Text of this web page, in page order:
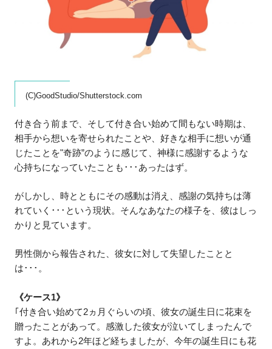
(C)GoodStudio/Shutterstock.com
付き合う前まで、そして付き合い始めて間もない時期は、
相手から想いを寄せられたことや、好きな相手に想いが通
じたことを"奇跡”のように感じて、神様に感謝するような
心持ちになっていたことも･･･あったはず。
がしかし、時とともにその感動は消え、感謝の気持ちは薄
れていく･･･という現状。そんなあなたの様子を、彼はしっ
かりと見ています。
男性側から報告された、彼女に対して失望したことと
は･･･。
《ケース1》
｢付き合い始めて2ヵ月ぐらいの頃、彼女の誕生日に花束を
贈ったことがあって。感激した彼女が泣いてしまったんで
すよ。あれから2年ほど経ちましたが、今年の誕生日にも花